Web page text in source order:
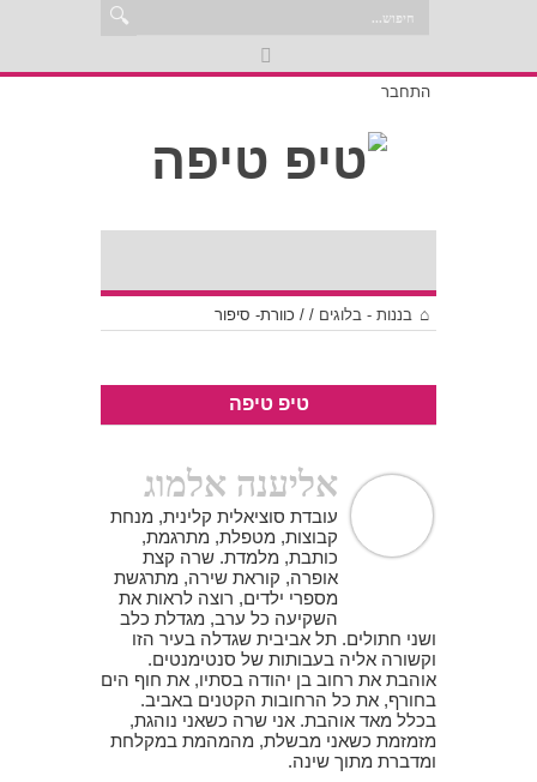
התחבר
בננות - בלוגים /
/ כוורת- סיפור
טיפ טיפה
אליענה אלמוג
עובדת סוציאלית קלינית, מנחת
קבוצות, מטפלת, מתרגמת,
כותבת, מלמדת. שרה קצת
אופרה, קוראת שירה, מתרגשת
מספרי ילדים, רוצה לראות את
השקיעה כל ערב, מגדלת כלב
ושני חתולים. תל אביבית שגדלה בעיר הזו
וקשורה אליה בעבותות של סנטימנטים.
אוהבת את רחוב בן יהודה בסתיו, את חוף הים
בחורף, את כל הרחובות הקטנים באביב.
בכלל מאד אוהבת. אני שרה כשאני נוהגת,
מזמזמת כשאני מבשלת, מהמהמת במקלחת
ומדברת מתוך שינה.